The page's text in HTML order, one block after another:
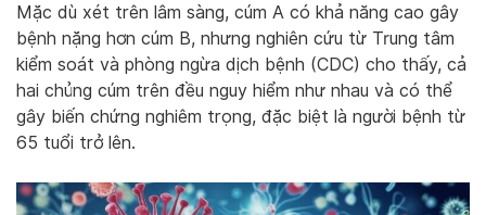
Mặc dù xét trên lâm sàng, cúm A có khả năng cao gây
bệnh nặng hơn cúm B, nhưng nghiên cứu từ Trung tâm
kiểm soát và phòng ngừa dịch bệnh (CDC) cho thấy, cả
hai chủng cúm trên đều nguy hiểm như nhau và có thể
gây biến chứng nghiêm trọng, đặc biệt là người bệnh từ
65 tuổi trở lên.